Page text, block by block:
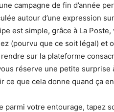
campagne de fin d’année
autour d’une expression
est simple, grâce à La
(pourvu que ce soit légal) et
sur la plateforme
réserve une petite surprise
ce que cela donne quand ça
parmi votre entourage, tapez